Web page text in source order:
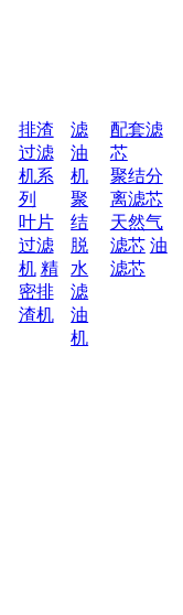
排渣
过滤
机系
列
叶片
过滤
机 精
密排
渣机
滤
油
机
聚
结
脱
水
滤
油
机
配套滤
芯
聚结分
离滤芯
天然气
滤芯 油
滤芯